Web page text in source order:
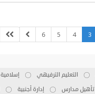
3
4
5
6
التعليم الترفيهي إسلامية
تأهيل مدارس إدارة أجنبية